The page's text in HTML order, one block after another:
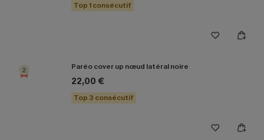
Top 1 consécutif
2 Paréo cover up nœud latéral noire
22,00 €
Top 3 consécutif